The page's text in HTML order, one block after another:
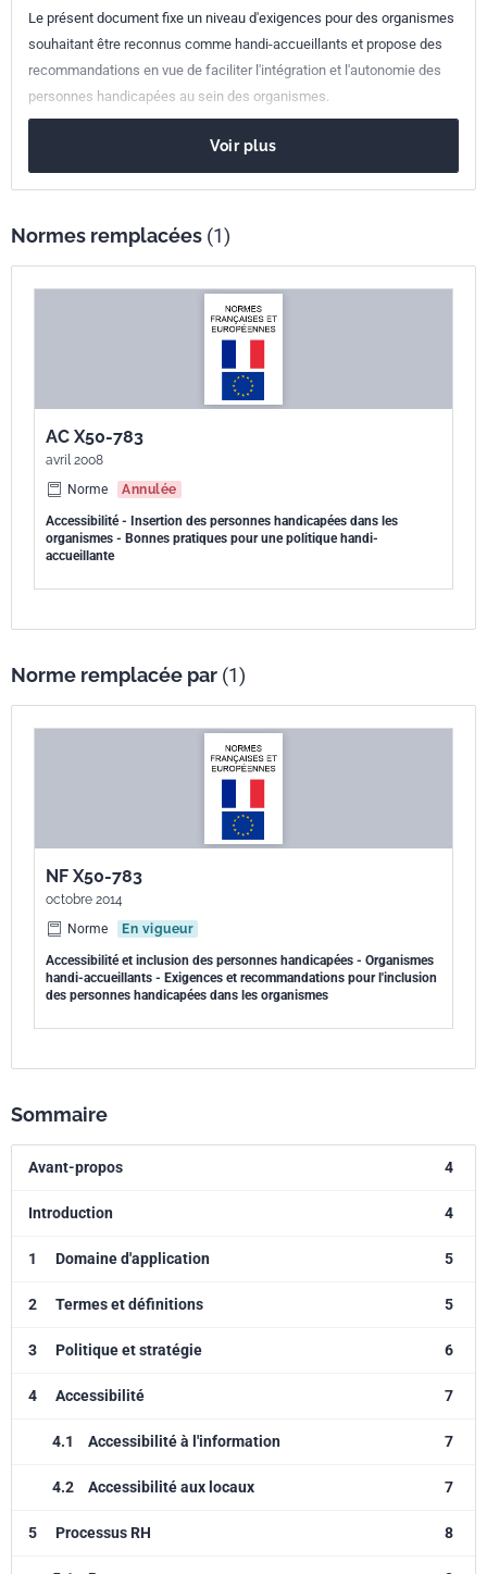
Numéro de tirage
Le présent document fixe un niveau d'exigences pour des organismes
souhaitant être reconnus comme handi-accueillants et propose des
recommandations en vue de faciliter l'intégration et l'autonomie des
personnes handicapées au sein des organismes.
Voir plus
Normes remplacées (1)
AC X50-783
avril 2008
Norme
Annulée
Accessibilité - Insertion des personnes handicapées dans les
organismes - Bonnes pratiques pour une politique handi-
accueillante
Norme remplacée par (1)
NF X50-783
octobre 2014
Norme
En vigueur
Accessibilité et inclusion des personnes handicapées - Organismes
handi-accueillants - Exigences et recommandations pour l'inclusion
des personnes handicapées dans les organismes
Sommaire
Avant-propos 4
Introduction 4
1 Domaine d'application 5
2 Termes et définitions 5
3 Politique et stratégie 6
4 Accessibilité 7
4.1 Accessibilité à l'information 7
4.2 Accessibilité aux locaux 7
5 Processus RH 8